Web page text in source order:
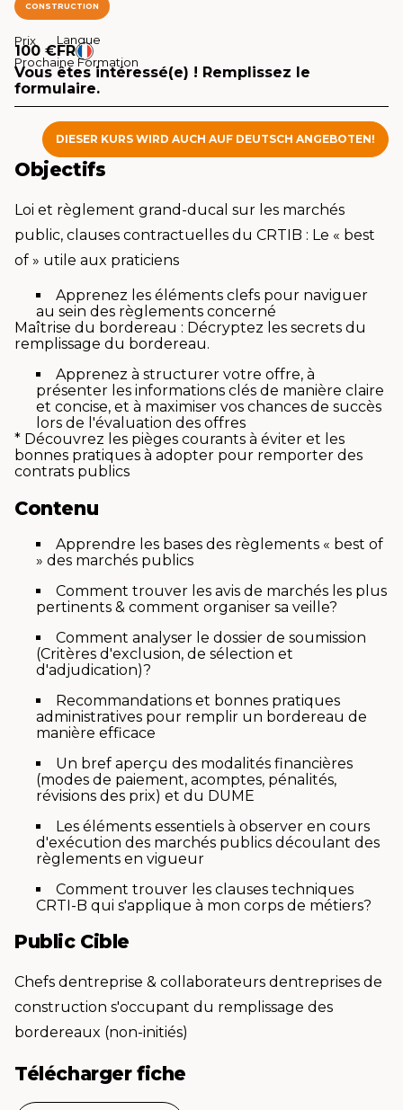
CONSTRUCTION
Prix
100 €
Langue
FR
Prochaine Formation
Vous êtes intéressé(e) ! Remplissez le
formulaire.
DIESER KURS WIRD AUCH AUF DEUTSCH ANGEBOTEN!
Objectifs
Loi et règlement grand-ducal sur les marchés
public, clauses contractuelles du CRTIB : Le « best
of » utile aux praticiens
Apprenez les éléments clefs pour naviguer
au sein des règlements concerné
Maîtrise du bordereau : Décryptez les secrets du
remplissage du bordereau.
Apprenez à structurer votre offre, à
présenter les informations clés de manière claire
et concise, et à maximiser vos chances de succès
lors de l'évaluation des offres
* Découvrez les pièges courants à éviter et les
bonnes pratiques à adopter pour remporter des
contrats publics
Contenu
Apprendre les bases des règlements « best of
» des marchés publics
Comment trouver les avis de marchés les plus
pertinents & comment organiser sa veille?
Comment analyser le dossier de soumission
(Critères d'exclusion, de sélection et
d'adjudication)?
Recommandations et bonnes pratiques
administratives pour remplir un bordereau de
manière efficace
Un bref aperçu des modalités financières
(modes de paiement, acomptes, pénalités,
révisions des prix) et du DUME
Les éléments essentiels à observer en cours
d'exécution des marchés publics découlant des
règlements en vigueur
Comment trouver les clauses techniques
CRTI-B qui s'applique à mon corps de métiers?
Public Cible
Chefs dentreprise & collaborateurs dentreprises de
construction s'occupant du remplissage des
bordereaux (non-initiés)
Télécharger fiche